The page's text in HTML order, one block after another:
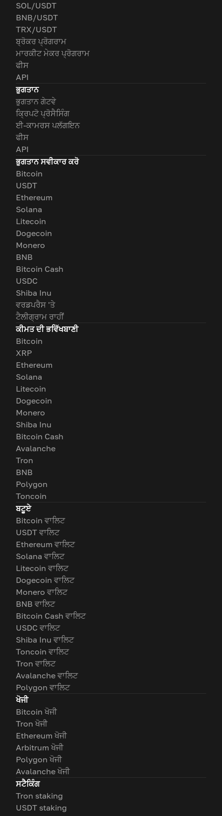
SOL/USDT
BNB/USDT
TRX/USDT
ਬ੍ਰੋਕਰ ਪ੍ਰੋਗਰਾਮ
ਮਾਰਕੀਟ ਮੇਕਰ ਪ੍ਰੋਗਰਾਮ
ਫੀਸ
API
ਭੁਗਤਾਨ
ਭੁਗਤਾਨ ਗੇਟਵੇ
ਕ੍ਰਿਪਟੋ ਪ੍ਰੋਸੈਸਿੰਗ
ਈ-ਕਾਮਰਸ ਪਲੱਗਇਨ
ਫੀਸ
API
ਭੁਗਤਾਨ ਸਵੀਕਾਰ ਕਰੋ
Bitcoin
USDT
Ethereum
Solana
Litecoin
Dogecoin
Monero
BNB
Bitcoin Cash
USDC
Shiba Inu
ਵਰਡਪਰੈਸ 'ਤੇ
ਟੈਲੀਗ੍ਰਾਮ ਰਾਹੀਂ
ਕੀਮਤ ਦੀ ਭਵਿੱਖਬਾਣੀ
Bitcoin
XRP
Ethereum
Solana
Litecoin
Dogecoin
Monero
Shiba Inu
Bitcoin Cash
Avalanche
Tron
BNB
Polygon
Toncoin
ਬਟੂਏ
Bitcoin ਵਾਲਿਟ
USDT ਵਾਲਿਟ
Ethereum ਵਾਲਿਟ
Solana ਵਾਲਿਟ
Litecoin ਵਾਲਿਟ
Dogecoin ਵਾਲਿਟ
Monero ਵਾਲਿਟ
BNB ਵਾਲਿਟ
Bitcoin Cash ਵਾਲਿਟ
USDC ਵਾਲਿਟ
Shiba Inu ਵਾਲਿਟ
Toncoin ਵਾਲਿਟ
Tron ਵਾਲਿਟ
Avalanche ਵਾਲਿਟ
Polygon ਵਾਲਿਟ
ਖੋਜੀ
Bitcoin ਖੋਜੀ
Tron ਖੋਜੀ
Ethereum ਖੋਜੀ
Arbitrum ਖੋਜੀ
Polygon ਖੋਜੀ
Avalanche ਖੋਜੀ
ਸਟੈਕਿੰਗ
Tron staking
USDT staking